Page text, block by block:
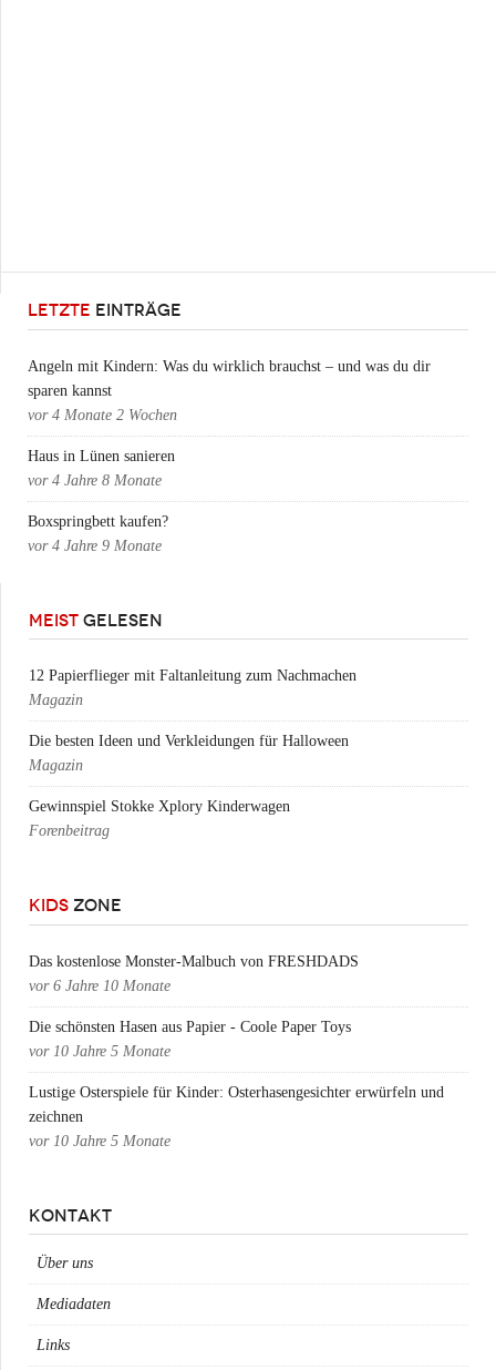
LETZTE EINTRÄGE
Angeln mit Kindern: Was du wirklich brauchst – und was du dir
sparen kannst
vor 4 Monate 2 Wochen
Haus in Lünen sanieren
vor 4 Jahre 8 Monate
Boxspringbett kaufen?
vor 4 Jahre 9 Monate
MEIST GELESEN
12 Papierflieger mit Faltanleitung zum Nachmachen
Magazin
Die besten Ideen und Verkleidungen für Halloween
Magazin
Gewinnspiel Stokke Xplory Kinderwagen
Forenbeitrag
KIDS ZONE
Das kostenlose Monster-Malbuch von FRESHDADS
vor 6 Jahre 10 Monate
Die schönsten Hasen aus Papier - Coole Paper Toys
vor 10 Jahre 5 Monate
Lustige Osterspiele für Kinder: Osterhasengesichter erwürfeln und
zeichnen
vor 10 Jahre 5 Monate
KONTAKT
Über uns
Mediadaten
Links